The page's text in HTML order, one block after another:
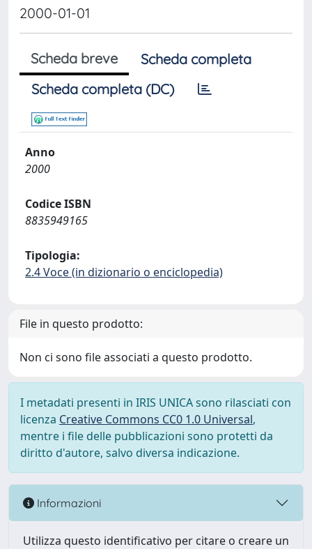
2000-01-01
Scheda breve
Scheda completa
Scheda completa (DC)
Anno
2000
Codice ISBN
8835949165
Tipologia:
2.4 Voce (in dizionario o enciclopedia)
File in questo prodotto:
Non ci sono file associati a questo prodotto.
I metadati presenti in IRIS UNICA sono rilasciati con
licenza Creative Commons CC0 1.0 Universal,
mentre i file delle pubblicazioni sono protetti da
diritto d'autore, salvo diversa indicazione.
Informazioni
Utilizza questo identificativo per citare o creare un